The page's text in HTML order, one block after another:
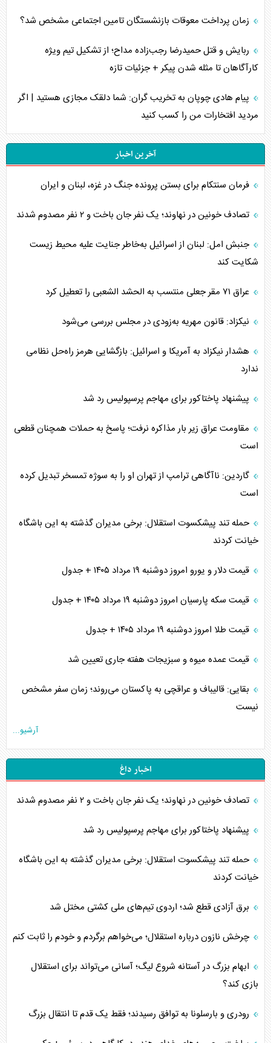
زمان پرداخت معوقات بازنشستگان تامین اجتماعی مشخص شد؟
ربایش و قتل حمیدرضا رجب‌زاده مداح؛ از تشکیل تیم ویژه
کارآگاهان تا مثله شدن پیکر + جزئیات تازه
پیام هادی چوپان به تخریب گران: شما دلقک مجازی هستید | اگر
مردید افتخارات من را کسب کنید
آخرین اخبار
فرمان سنتکام برای بستن پرونده جنگ در غزه، لبنان و ایران
تصادف خونین در نهاوند؛ یک نفر جان باخت و ۲ نفر مصدوم شدند
جنبش امل: لبنان از اسرائیل به‌خاطر جنایت علیه محیط زیست
شکایت کند
عراق ۷۱ مقر جعلی منتسب به الحشد الشعبی را تعطیل کرد
نیکزاد: قانون مهریه به‌زودی در مجلس بررسی می‌شود
هشدار نیکزاد به آمریکا و اسرائیل: بازگشایی هرمز راه‌حل نظامی
ندارد
پیشنهاد پاختاکور برای مهاجم پرسپولیس رد شد
مقاومت عراق زیر بار مذاکره نرفت؛ پاسخ به حملات همچنان قطعی
است
گاردین: ناآگاهی ترامپ از تهران او را به سوژه تمسخر تبدیل کرده
است
حمله تند پیشکسوت استقلال: برخی مدیران گذشته به این باشگاه
خیانت کردند
قیمت دلار و یورو امروز دوشنبه ۱۹ مرداد ۱۴۰۵ + جدول
قیمت سکه پارسیان امروز دوشنبه ۱۹ مرداد ۱۴۰۵ + جدول
قیمت طلا امروز دوشنبه ۱۹ مرداد ۱۴۰۵ + جدول
قیمت عمده میوه و سبزیجات هفته جاری تعیین شد
بقایی: قالیباف و عراقچی به پاکستان می‌روند؛ زمان سفر مشخص
نیست
آرشیو...
اخبار داغ
تصادف خونین در نهاوند؛ یک نفر جان باخت و ۲ نفر مصدوم شدند
پیشنهاد پاختاکور برای مهاجم پرسپولیس رد شد
حمله تند پیشکسوت استقلال: برخی مدیران گذشته به این باشگاه
خیانت کردند
برق آزادی قطع شد؛ اردوی تیم‌های ملی کشتی مختل شد
چرخش نازون درباره استقلال؛ می‌خواهم برگردم و خودم را ثابت کنم
ابهام بزرگ در آستانه شروع لیگ؛ آسانی می‌تواند برای استقلال
بازی کند؟
رودری و بارسلونا به توافق رسیدند؛ فقط یک قدم تا انتقال بزرگ